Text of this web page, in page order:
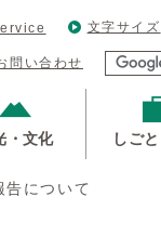
文字サイズ
問い合わせ
・文化 しご
について